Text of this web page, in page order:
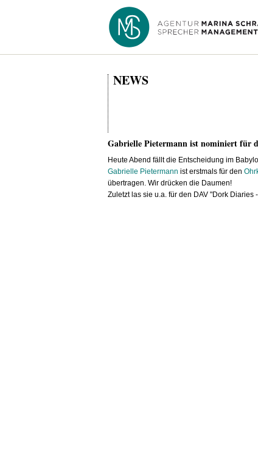
NEWS
Gabrielle Pietermann ist nominiert für
Heute Abend fällt die Entscheidung im
Gabrielle Pietermann ist erstmals für den
übertragen. Wir drücken die Daumen!
Zuletzt las sie u.a. für den DAV "Dork Diaries -